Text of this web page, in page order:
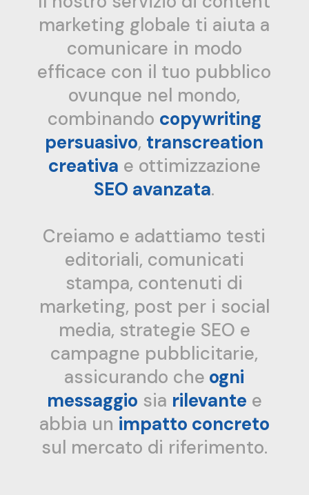
marketing globale ti aiuta a
comunicare in modo
efficace con il tuo pubblico
ovunque nel mondo,
combinando copywriting
persuasivo, transcreation
creativa e ottimizzazione
SEO avanzata.
Creiamo e adattiamo testi
editoriali, comunicati
stampa, contenuti di
marketing, post per i social
media, strategie SEO e
campagne pubblicitarie,
assicurando che ogni
messaggio sia rilevante e
abbia un impatto concreto
sul mercato di riferimento.